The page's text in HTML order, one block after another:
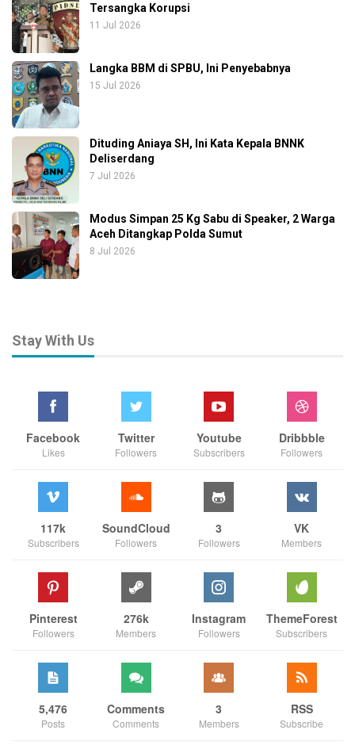
Tersangka Korupsi
11 Jul 2026
Langka BBM di SPBU, Ini Penyebabnya
15 Jul 2026
Dituding Aniaya SH, Ini Kata Kepala BNNK
Deliserdang
7 Jul 2026
Modus Simpan 25 Kg Sabu di Speaker, 2 Warga
Aceh Ditangkap Polda Sumut
8 Jul 2026
Stay With Us
Facebook
Likes
Twitter
Followers
Youtube
Subscribers
Dribbble
Followers
117k
Subscribers
SoundCloud
Followers
3
Followers
VK
Members
Pinterest
Followers
276k
Members
Instagram
Followers
ThemeForest
Subscribers
5,476
Posts
Comments
Comments
3
Members
RSS
Subscribe